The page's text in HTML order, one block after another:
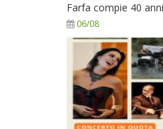
Farfa compie 40 anni
06/08